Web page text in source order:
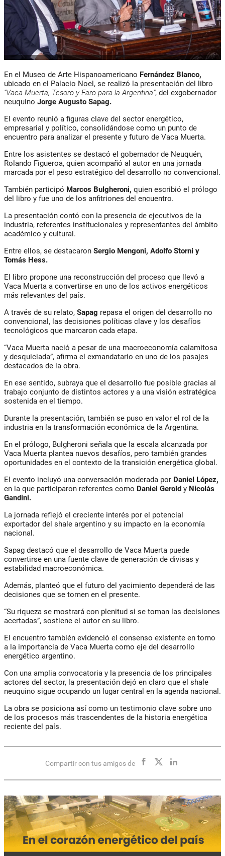
En el Museo de Arte Hispanoamericano Fernández Blanco,
ubicado en el Palacio Noel, se realizó la presentación del libro
“Vaca Muerta, Tesoro y Faro para la Argentina”, del exgobernador
neuquino Jorge Augusto Sapag.
El evento reunió a figuras clave del sector energético,
empresarial y político, consolidándose como un punto de
encuentro para analizar el presente y futuro de Vaca Muerta.
Entre los asistentes se destacó el gobernador de Neuquén,
Rolando Figueroa, quien acompañó al autor en una jornada
marcada por el peso estratégico del desarrollo no convencional.
También participó Marcos Bulgheroni, quien escribió el prólogo
del libro y fue uno de los anfitriones del encuentro.
La presentación contó con la presencia de ejecutivos de la
industria, referentes institucionales y representantes del ámbito
académico y cultural.
Entre ellos, se destacaron Sergio Mengoni, Adolfo Storni y
Tomás Hess.
El libro propone una reconstrucción del proceso que llevó a
Vaca Muerta a convertirse en uno de los activos energéticos
más relevantes del país.
A través de su relato, Sapag repasa el origen del desarrollo no
convencional, las decisiones políticas clave y los desafíos
tecnológicos que marcaron cada etapa.
“Vaca Muerta nació a pesar de una macroeconomía calamitosa
y desquiciada”, afirma el exmandatario en uno de los pasajes
destacados de la obra.
En ese sentido, subraya que el desarrollo fue posible gracias al
trabajo conjunto de distintos actores y a una visión estratégica
sostenida en el tiempo.
Durante la presentación, también se puso en valor el rol de la
industria en la transformación económica de la Argentina.
En el prólogo, Bulgheroni señala que la escala alcanzada por
Vaca Muerta plantea nuevos desafíos, pero también grandes
oportunidades en el contexto de la transición energética global.
El evento incluyó una conversación moderada por Daniel López,
en la que participaron referentes como Daniel Gerold y Nicolás
Gandini.
La jornada reflejó el creciente interés por el potencial
exportador del shale argentino y su impacto en la economía
nacional.
Sapag destacó que el desarrollo de Vaca Muerta puede
convertirse en una fuente clave de generación de divisas y
estabilidad macroeconómica.
Además, planteó que el futuro del yacimiento dependerá de las
decisiones que se tomen en el presente.
“Su riqueza se mostrará con plenitud si se toman las decisiones
acertadas”, sostiene el autor en su libro.
El encuentro también evidenció el consenso existente en torno
a la importancia de Vaca Muerta como eje del desarrollo
energético argentino.
Con una amplia convocatoria y la presencia de los principales
actores del sector, la presentación dejó en claro que el shale
neuquino sigue ocupando un lugar central en la agenda nacional.
La obra se posiciona así como un testimonio clave sobre uno
de los procesos más trascendentes de la historia energética
reciente del país.
Compartir con tus amigos de